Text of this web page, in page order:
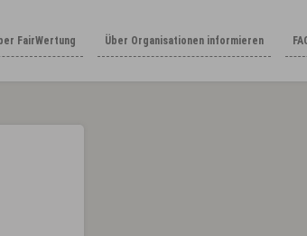
FairWertung Über Organisationen informieren